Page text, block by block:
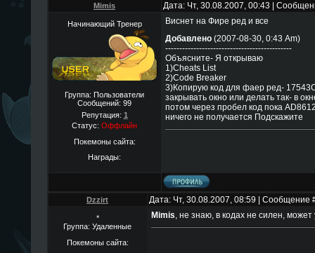
Mimis Дата: Чт, 30.08.2007, 00:43 |
Начинающий Тренер
Группа: Пользователи
Сообщений: 99
Репутация: 1
Статус: Оффлайн
Покемоны сайта:
Награды:
Виснет на Фире ред и все
Добавлено(2007-08-30, 0:43 Am)
---------------------------------------------
Объясните- Я открываю
1)Cheats List
2)Code Breaker
3)Копирую код для фаер ред-
закрывать окно или делать так- в
потом через пробел код пока
ничего не получается Подскажите
Dzzirt Дата: Чт, 30.08.2007, 08:59 | Сообщение
*
Группа: Удаленные
Покемоны сайта:
Mimis, не знаю, в кодах не силен, может